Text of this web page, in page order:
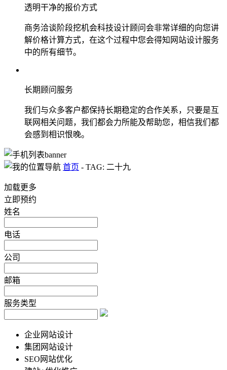
透明干净的报价方式
商务洽谈阶段挖机会科技设计顾问会非常详细的向您讲
解价格计算方式，在这个过程中您会得知网站设计服务
中的所有细节。
长期顾问服务
我们与众多客户都保持长期稳定的合作关系，只要是互
联网相关问题，我们都会力所能及帮助您，相信我们都
会感到相识恨晚。
首页 - TAG: 二十九
加载更多
立即预约
姓名
电话
公司
邮箱
服务类型
企业网站设计
集团网站设计
SEO网站优化